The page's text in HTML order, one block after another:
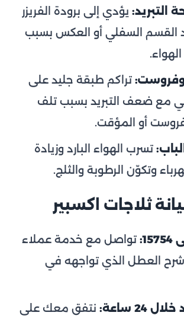
التبريد: يؤدي إلى برودة الفريزر
القسم السفلي أو العكس بسبب
تراكم طبقة جليد على
مع ضعف التبريد بسبب تلف
أو المؤقت.
تسرب الهواء البارد وزيادة
وتكوّن الرطوبة والثلج.
ثلاجات اكسبير
تواصل مع خدمة عملاء
العطل الذي تواجهه في
24 ساعة:
نتفق معك على